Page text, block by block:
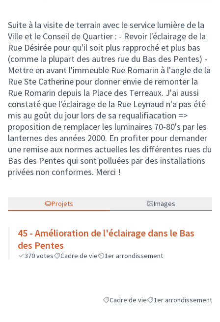
Suite à la visite de terrain avec le service lumière de la
Ville et le Conseil de Quartier : - Revoir l'éclairage de la
Rue Désirée pour qu'il soit plus rapproché et plus bas
(comme la plupart des autres rue du Bas des Pentes) -
Mettre en avant l'immeuble Rue Romarin à l'angle de la
Rue Ste Catherine pour donner envie de remonter la
Rue Romarin depuis la Place des Terreaux. J'ai aussi
constaté que l'éclairage de la Rue Leynaud n'a pas été
mis au goût du jour lors de sa requalifiacation =>
proposition de remplacer les luminaires 70-80's par les
lanternes des années 2000. En profiter pour demander
une remise aux normes actuelles les différentes rues du
Bas des Pentes qui sont polluées par des installations
privées non conformes. Merci !
Projets Images
45 - Amélioration de l'éclairage dans le Bas
des Pentes
370votes Cadre de vie 1er arrondissement
Filtrer les résultats de la catégorie :
Cadre de vieFiltrer les résultats
1er arrondissement